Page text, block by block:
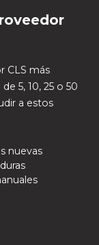
CLS más
5, 10, 25 o 50
a estos
nuevas